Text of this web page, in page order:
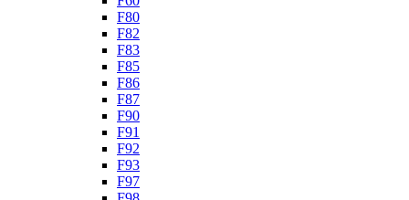
F80
F82
F83
F85
F86
F87
F90
F91
F92
F93
F97